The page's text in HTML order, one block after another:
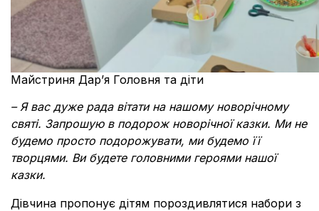
Майстриня Дар’я Головня та діти
–Я вас дуже рада вітати на нашому новорічному
святі. Запрошую в подорож новорічної казки. Ми не
будемо просто подорожувати, ми будемо її
творцями. Ви будете головними героями нашої
казки.
Дівчина пропонує дітям пороздивлятися набори з